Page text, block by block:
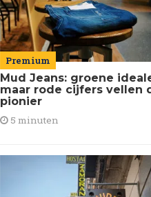
Premium
Mud Jeans: groene
maar rode cijfers vellen
pionier
5 minuten